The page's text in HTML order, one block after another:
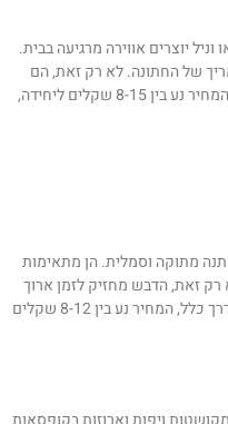
יוצרים אווירה מרגיעה בבית.
של החתונה. לא רק זאת, הם
מתאימים לכל עונה ויוצרים אווירה נעימה. המחיר נע בין 8-15 שקלים ליחידה,
מתוקה וסמלית. הן מתאימות
הדבש מחזיק לזמן ארוך
ורוב האנשים אוהבים לקבל משהו טעים. בדרך כלל, המחיר נע בין 8-12 שקלים